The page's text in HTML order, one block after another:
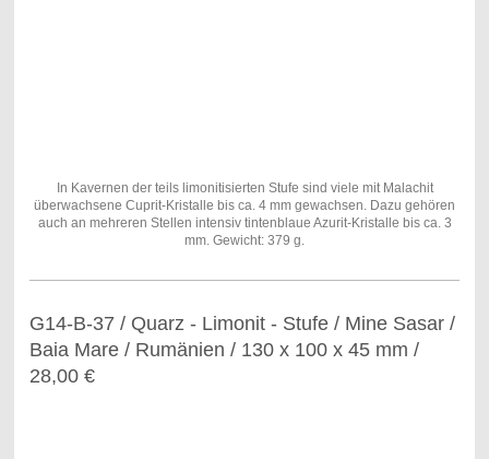
In Kavernen der teils limonitisierten Stufe sind viele mit Malachit
überwachsene Cuprit-Kristalle bis ca. 4 mm gewachsen. Dazu gehören
auch an mehreren Stellen intensiv tintenblaue Azurit-Kristalle bis ca. 3
mm. Gewicht: 379 g.
G14-B-37 / Quarz - Limonit - Stufe / Mine Sasar /
Baia Mare / Rumänien / 130 x 100 x 45 mm /
28,00 €